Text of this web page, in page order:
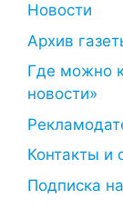
Новости
Архив
Где можно
новости»
Контакты и
Подписка